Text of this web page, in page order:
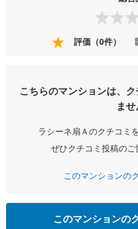
評価（0件）
こちらのマンションは、
ませ
ラシーネ扇Ａのクチコミ
ぜひクチコミ投稿のご
このマンションの
このマンションの